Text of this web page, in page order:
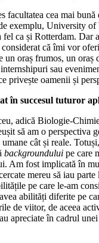
facultatea cea mai
exemplu, University of
ca și Rotterdam. Dar
că îmi vor
un oraș frumos, un oraș
sau
privește oamenii și
în succesul tuturor
adică Biologie-
să am o perspectiva
cât și reale.
backgroundului pe care
Am fost implicată în
mereu să iau
pe care le-am
abilități diferite pe
de viitor, de aceea
apreciate în cadrul